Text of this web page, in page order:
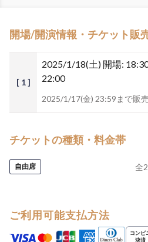
開場/開演情報・チケット販
[ 1 ]
2025/1/18(土) 開場:
22:00
2025/1/17(金) 23:59まで販売
チケットの種類・料金帯
自由席 全2
ご利用可能支払方法